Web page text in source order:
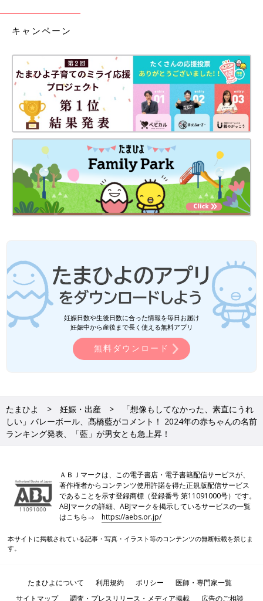
キャンペーン
妊娠日数や生後日数に合った情報を毎日お届け
妊娠中から産後まで長く使える無料アプリ
無料ダウンロード
たまひよ 妊娠・出産
「想像もしてなかった、素直にうれ
しい」バレーボール、髙橋藍がコメント！ 2024年の赤ちゃんの名前
ランキング発表、「藍」が男女とも急上昇！
ＡＢＪマークは、この電子書店・電子書籍配信サービスが、
著作権者からコンテンツ使用許諾を得た正規版配信サービス
であることを示す登録商標（登録番号 第11091000号）です。
ABJマークの詳細、ABJマークを掲示しているサービスの一覧
はこちら→https://aebs.or.jp/
本サイトに掲載されている記事・写真・イラスト等のコンテンツの無断転載を禁じま
す。
たまひよについて 利用規約 ポリシー
医師・専門家一覧
サイトマップ
調査・プレスリリース・メディア掲載 広告のご相談